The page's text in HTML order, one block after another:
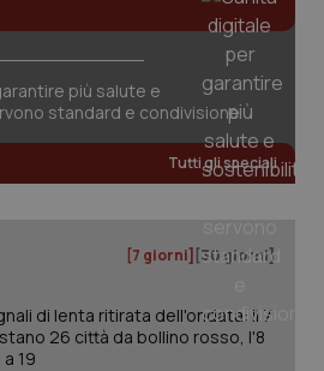
& Testa Collo
più salute e
standard e condivisione
Tutti gli speciali
[7 giorni] [30 giorni]
di lenta ritirata dell'ondata: il 7
26 città da bollino rosso, l'8
19